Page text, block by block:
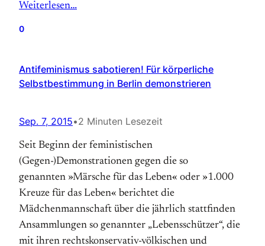
Weiterlesen…
0
Antifeminismus sabotieren! Für körperliche
Selbstbestimmung in Berlin demonstrieren
Sep. 7, 2015•2 Minuten Lesezeit
Seit Beginn der feministischen
(Gegen-)Demonstrationen gegen die so
genannten »Märsche für das Leben« oder »1.000
Kreuze für das Leben« berichtet die
Mädchenmannschaft über die jährlich stattfinden
Ansammlungen so genannter „Lebensschützer“, die
mit ihren rechtskonservativ-völkischen und